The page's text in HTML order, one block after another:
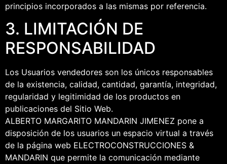
principios incorporados a las mismas por referencia.
3. LIMITACIÓN DE
RESPONSABILIDAD
Los Usuarios vendedores son los únicos responsables
de la existencia, calidad, cantidad, garantía, integridad,
regularidad y legitimidad de los productos en
publicaciones del Sitio Web.
ALBERTO MARGARITO MANDARIN JIMENEZ pone a
disposición de los usuarios un espacio virtual a través
de la página web ELECTROCONSTRUCCIONES &
MANDARIN que permite la comunicación mediante